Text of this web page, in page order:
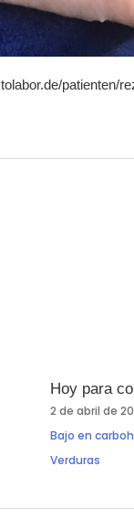
patienten/
Hoy para
2 de abril de
Bajo en
Verduras